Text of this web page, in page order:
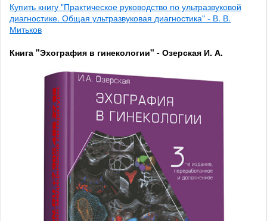
Купить книгу "Практическое руководство по ультразвуковой
диагностике. Общая ультразвуковая диагностика" - В. В.
Митьков
Книга "Эхография в гинекологии" - Озерская И. А.